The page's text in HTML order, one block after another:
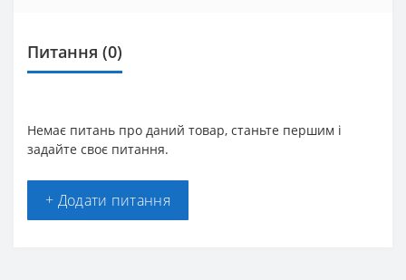
Питання (0)
Немає питань про даний товар, станьте першим і
задайте своє питання.
+ Додати питання